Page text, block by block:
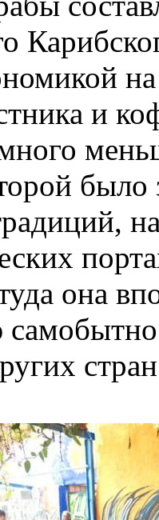
и
было
она